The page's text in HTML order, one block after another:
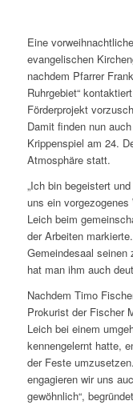
Eine
evangelischen
nachdem Pfarrer
Ruhrgebiet“
Förderprojekt
Damit finden nun
Krippenspiel am 24.
Atmosphäre statt.
„Ich bin begeistert
uns ein
Leich beim
der Arbeiten
Gemeindesaal seinen
hat man ihm auch
Nachdem Timo
Prokurist der Fischer
Leich bei einem
kennengelernt hatte,
der Feste
engagieren wir uns
gewöhnlich“,